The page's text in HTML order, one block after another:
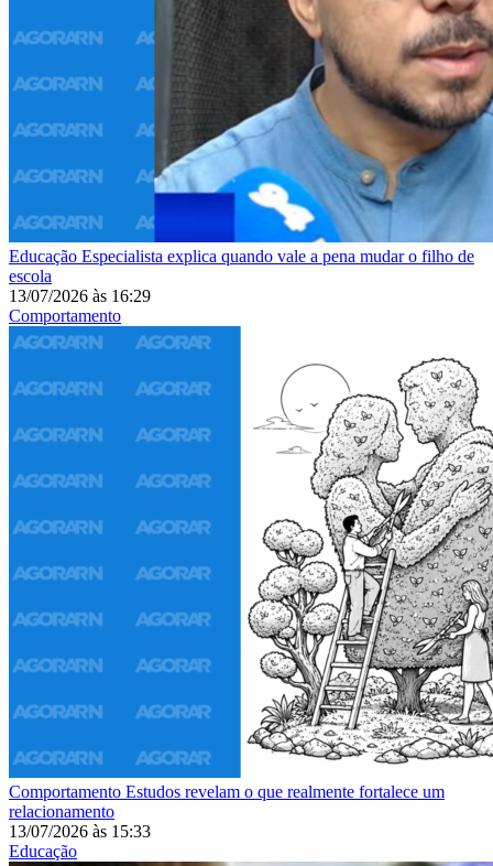
Educação Especialista explica quando vale a pena mudar o filho de
escola
13/07/2026 às 16:29
Comportamento
Comportamento Estudos revelam o que realmente fortalece um
relacionamento
13/07/2026 às 15:33
Educação